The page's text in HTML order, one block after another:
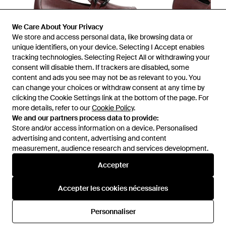
We Care About Your Privacy
We store and access personal data, like browsing data or
unique identifiers, on your device. Selecting I Accept enables
tracking technologies. Selecting Reject All or withdrawing your
consent will disable them. If trackers are disabled, some
content and ads you see may not be as relevant to you. You
can change your choices or withdraw consent at any time by
clicking the Cookie Settings link at the bottom of the page. For
more details, refer to ourCookie Policy.
We and our partners process data to provide:
Store and/or access information on a device. Personalised
advertising and content, advertising and content
measurement, audience research and services development.
Accepter
Accepter les cookies nécessaires
Personnaliser
Vendu précédemment chez :YOOX
Aide et infos